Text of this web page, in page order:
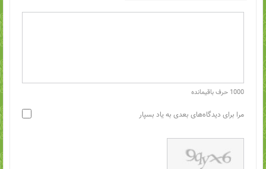
1000 حرف باقیمانده
مرا برای دیدگاه‌های بعدی به یاد بسپار